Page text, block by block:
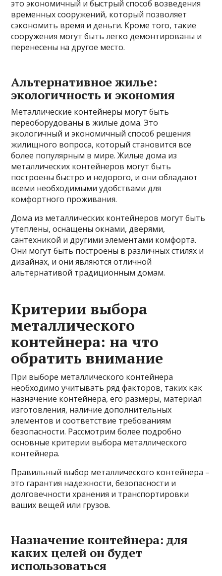
это экономичный и быстрый способ возведения
временных сооружений, который позволяет
сэкономить время и деньги. Кроме того, такие
сооружения могут быть легко демонтированы и
перенесены на другое место.
Альтернативное жилье:
экологичность и экономия
Металлические контейнеры могут быть
переоборудованы в жилые дома. Это
экологичный и экономичный способ решения
жилищного вопроса, который становится все
более популярным в мире. Жилые дома из
металлических контейнеров могут быть
построены быстро и недорого, и они обладают
всеми необходимыми удобствами для
комфортного проживания.
Дома из металлических контейнеров могут быть
утеплены, оснащены окнами, дверями,
сантехникой и другими элементами комфорта.
Они могут быть построены в различных стилях и
дизайнах, и они являются отличной
альтернативой традиционным домам.
Критерии выбора
металлического
контейнера: на что
обратить внимание
При выборе металлического контейнера
необходимо учитывать ряд факторов, таких как
назначение контейнера, его размеры, материал
изготовления, наличие дополнительных
элементов и соответствие требованиям
безопасности. Рассмотрим более подробно
основные критерии выбора металлического
контейнера.
Правильный выбор металлического контейнера –
это гарантия надежности, безопасности и
долговечности хранения и транспортировки
ваших вещей или грузов.
Назначение контейнера: для
каких целей он будет
использоваться